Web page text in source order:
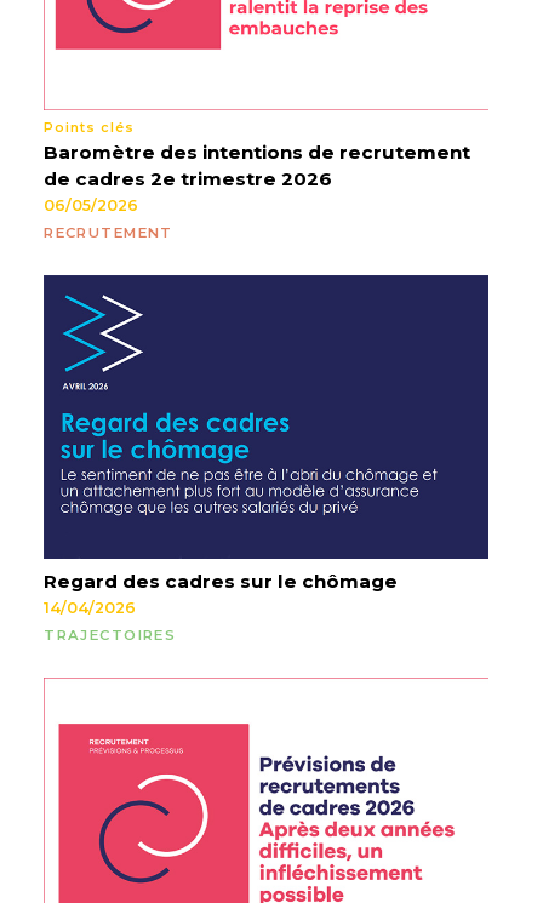
Points clés
Baromètre des intentions de recrutement
de cadres 2e trimestre 2026
06/05/2026
RECRUTEMENT
Regard des cadres sur le chômage
14/04/2026
TRAJECTOIRES